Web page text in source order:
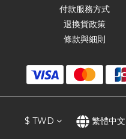
付款服務方式
退換貨政策
條款與細則
$ TWD 繁體中文